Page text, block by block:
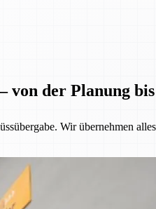
der Planung
Wir übernehmen